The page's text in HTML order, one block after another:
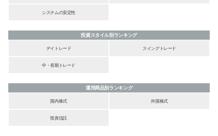
システムの安定性
投資スタイル別ランキング
デイトレード
スイングトレード
中・長期トレード
運用商品別ランキング
国内株式
外国株式
投資信託